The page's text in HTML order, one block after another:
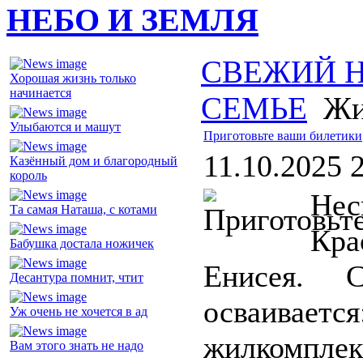
НЕБО И ЗЕМЛЯ
Хорошая жизнь только
начинается
Улыбаются и машут
Казённый дом и благородный
король
Та самая Наташа, с котами
Бабушка достала ножичек
Десантура помнит, чтит
Уж очень не хочется в ад
Вам этого знать не надо
СВЕЖИЙ
СЕМЬЕ
Приготовьте ваши билетики
11.10.2025
Енисея.